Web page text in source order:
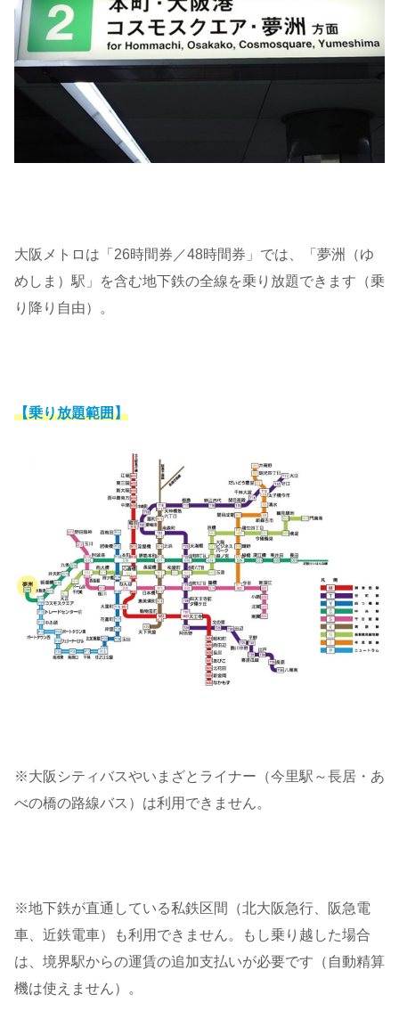
大阪メトロは「26時間券／48時間券」では、「夢洲（ゆ
めしま）駅」を含む地下鉄の全線を乗り放題できます（乗
り降り自由）。
【乗り放題範囲】
※大阪シティバスやいまざとライナー（今里駅～長居・あ
べの橋の路線バス）は利用できません。
※地下鉄が直通している私鉄区間（北大阪急行、阪急電
車、近鉄電車）も利用できません。もし乗り越した場合
は、境界駅からの運賃の追加支払いが必要です（自動精算
機は使えません）。